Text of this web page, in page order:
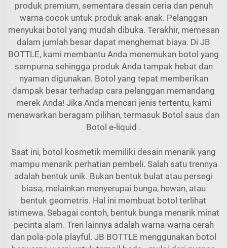
produk premium, sementara desain ceria dan penuh
warna cocok untuk produk anak-anak. Pelanggan
menyukai botol yang mudah dibuka. Terakhir, memesan
dalam jumlah besar dapat menghemat biaya. Di JB
BOTTLE, kami membantu Anda menemukan botol yang
sempurna sehingga produk Anda tampak hebat dan
nyaman digunakan. Botol yang tepat memberikan
dampak besar terhadap cara pelanggan memandang
merek Anda! Jika Anda mencari jenis tertentu, kami
menawarkan beragam pilihan, termasuk Botol saus dan
Botol e-liquid .
Saat ini, botol kosmetik memiliki desain menarik yang
mampu menarik perhatian pembeli. Salah satu trennya
adalah bentuk unik. Bukan bentuk bulat atau persegi
biasa, melainkan menyerupai bunga, hewan, atau
bentuk geometris. Hal ini membuat botol terlihat
istimewa. Sebagai contoh, bentuk bunga menarik minat
pecinta alam. Tren lainnya adalah warna-warna cerah
dan pola-pola playful. JB BOTTLE menggunakan botol